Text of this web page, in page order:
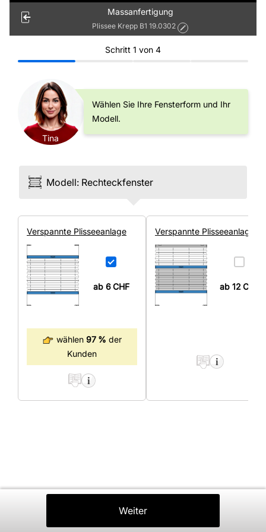
Massanfertigung
Plissee Krepp B1 19.0302
Schritt 1 von 4
Tina
Wählen Sie Ihre Fensterform und Ihr
Modell.
Modell: Rechteck­fenster
Ver­spannte Plissee­anlage
ab 6CHF
wählen 97 % der
Kunden
Ver­spannte Plissee­anlage
ab 12 CHF
Weiter